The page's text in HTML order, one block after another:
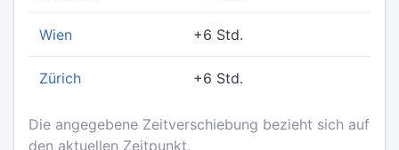
Wien +6 Std.
Zürich +6 Std.
Die angegebene Zeitverschiebung bezieht sich auf
den aktuellen Zeitpunkt.